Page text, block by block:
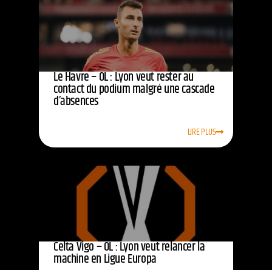
Le Havre – OL : Lyon veut rester au
contact du podium malgré une cascade
d’absences
LIRE PLUS
Celta Vigo – OL : Lyon veut relancer la
machine en Ligue Europa